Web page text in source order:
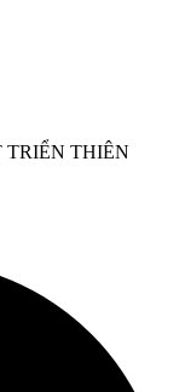
TRIỂN THIÊN